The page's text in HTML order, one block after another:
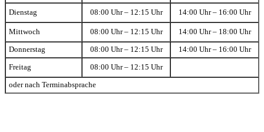
Dienstag 08:00 Uhr – 12:15 Uhr 14:00 Uhr – 16:00 Uhr
Mittwoch 08:00 Uhr – 12:15 Uhr 14:00 Uhr – 18:00 Uhr
Donnerstag 08:00 Uhr – 12:15 Uhr 14:00 Uhr – 16:00 Uhr
Freitag 08:00 Uhr – 12:15 Uhr
oder nach Terminabsprache